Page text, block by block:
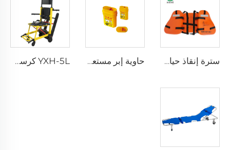
سترة إنقاذ حياة ثلاث قطع للبالغين للاستخدام اليومي حاوية إبر مستعملة قابلة لإعادة الاستخدام للمستشفى XHE-06 YXH-5L كرسي كهربائي صاعد الدرج من نوع Xiehe